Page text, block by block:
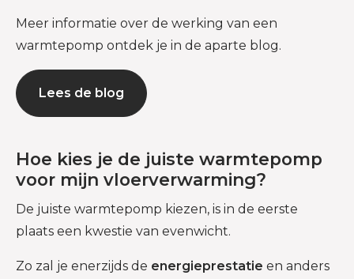
Meer informatie over de werking van een
warmtepomp ontdek je in de aparte blog.
Lees de blog
Hoe kies je de juiste warmtepomp
voor mijn vloerverwarming?
De juiste warmtepomp kiezen, is in de eerste
plaats een kwestie van evenwicht.
Zo zal je enerzijds de energieprestatie en anders